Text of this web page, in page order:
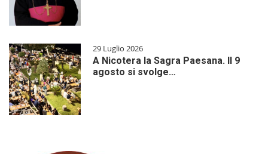
29 Luglio 2026
A Nicotera la Sagra Paesana. Il 9
agosto si svolge…